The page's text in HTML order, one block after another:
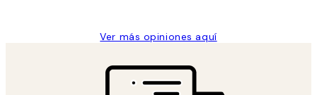
Ver más opiniones aquí